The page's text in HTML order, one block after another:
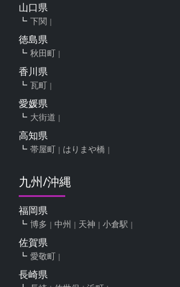
山口県
下関
徳島県
秋田町
香川県
瓦町
愛媛県
大街道
高知県
帯屋町 はりまや橋
九州/沖縄
福岡県
博多 中州 天神 小倉駅
佐賀県
愛敬町
長崎県